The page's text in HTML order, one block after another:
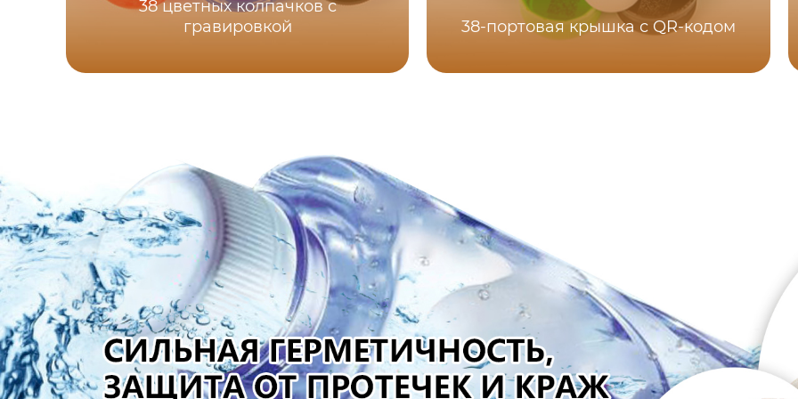
38 цветных колпачков с
гравировкой
38-портовая крышка с QR-кодом